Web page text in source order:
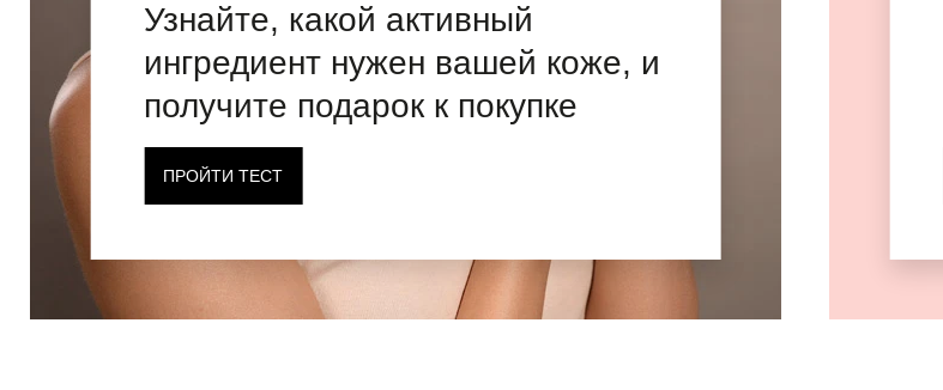
Узнайте, какой активный
ингредиент нужен вашей коже, и
получите подарок к покупке
ПРОЙТИ ТЕСТ